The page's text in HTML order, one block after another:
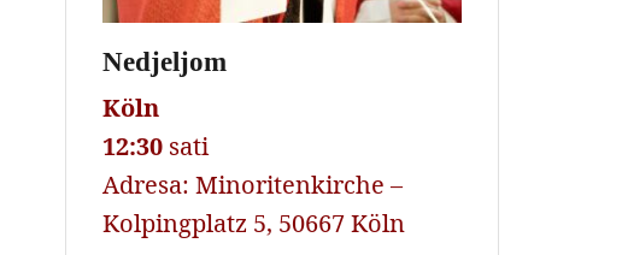
Nedjeljom
Köln
12:30 sati
Adresa: Minoritenkirche –
Kolpingplatz 5, 50667 Köln